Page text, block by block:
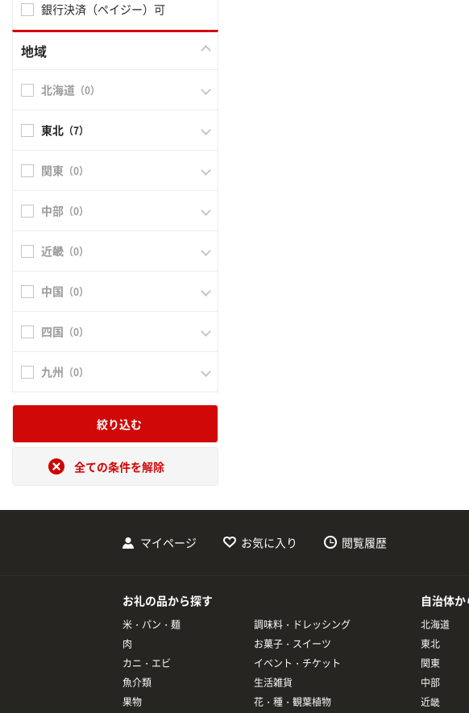
銀行決済（ペイジー）可
地域
北海道 （0）
東北 （7）
関東 （0）
中部 （0）
近畿 （0）
中国 （0）
四国 （0）
九州 （0）
絞り込む
全ての条件を解除
マイページ お気に入り 閲覧履歴
お礼の品から探す
米・パン・麺
肉
カニ・エビ
魚介類
果物
調味料・ドレッシング
お菓子・スイーツ
イベント・チケット
生活雑貨
花・種・観葉植物
自治体
北海道
東北
関東
中部
近畿